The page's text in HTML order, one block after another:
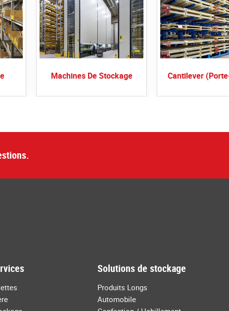
Machines De Stockage Cantilever
Solutions de stockage
Produits Longs
Automobile